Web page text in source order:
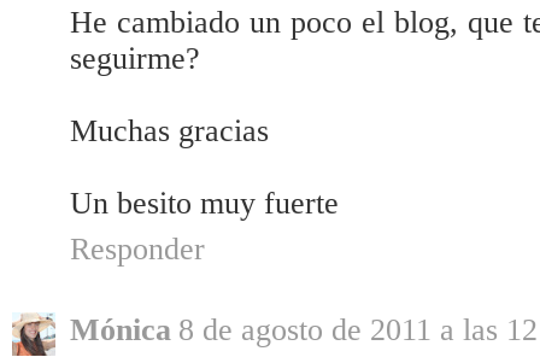
He cambiado un poco el blog, que
seguirme?
Muchas gracias
Un besito muy fuerte
Responder
Mónica 8 de agosto de 2011 a las